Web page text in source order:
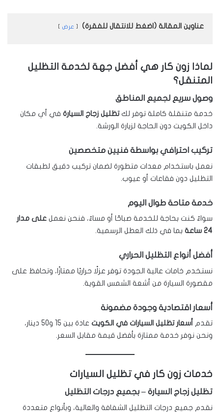
عناوين المقالة (اضغط للانتقال للفقرة) عرض
لماذا زون كار هي أفضل جهة لخدمة التظليل
المتنقل؟
وصول سريع لجميع المناطق
خدمة متنقلة كاملة توفر لكتظليل زجاج السيارة في أي مكان
داخل الكويت دون الحاجة لزيارة الورشة.
تركيب احترافي بواسطة فنيين متخصصين
نعمل باستخدام معدات متطورة لضمان تركيب دقيق لطبقات
التظليل دون فقاعات أو عيوب.
خدمة متاحة طوال اليوم
سواءً كنت بحاجة للخدمة صباحًا أو مساءً، فنحن نعمل على مدار
24 ساعة
بما في ذلك العطل الرسمية.
أفضل أنواع التظليل الحراري
نستخدم خامات عالية الجودة توفر عزلًا حراريًا ممتازًا، وتحافظ على
مقصورة السيارة من أشعة الشمس القوية.
أسعار اقتصادية وجودة مضمونة
تقدم أسعار تظليل السيارات في الكويت
عادة بين 15 و50 دينار،
ونحن نوفر خدمة ممتازة بأفضل قيمة مقابل السعر.
خدمات زون كار في تظليل السيارات
تظليل زجاج السيارة – بجميع درجات التظليل
نقدم جميع درجات التظليل الشفافة والعالية، وبأنواع متعددة